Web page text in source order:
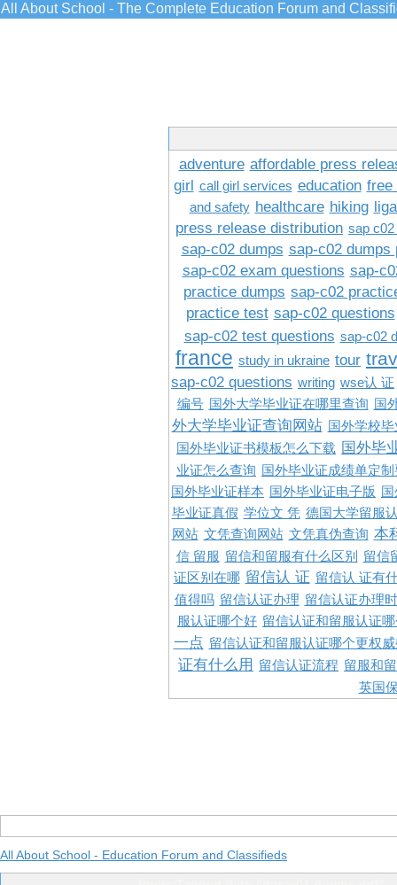
All About School - The Complete Education Forum and
adventure affordable press
girl call girl services education free
and safety healthcare hiking
press release distribution sap
sap-c02 dumps sap-c02 dumps
sap-c02 exam questions sap-
practice dumps sap-c02
practice test sap-c02 questions
sap-c02 test questions sap-c02
france study in ukraine tour
sap-c02 questions writing wse认 证
编号 国外大学毕业证在哪里查询 国
外大学毕业证查询网站 国外学校
国外毕业证书模板怎么下载 国外毕
业证怎么查询
国外毕业证成绩单定
国外毕业证样本
国外毕业证电子版
毕业证真假 学位文 凭 德国大学留服
网站 文凭查询网站 文凭真伪查询 本
信 留服 留信和留服有什么区别
留信
证区别在哪 留信认 证 留信认 证有
值得吗 留信认证办理 留信认证办理
服认证哪个好 留信认证和留服认证
一点 留信认证和留服认证哪个更权
证有什么用 留信认证流程 留服和
英国
All About School - Education Forum and Classifieds